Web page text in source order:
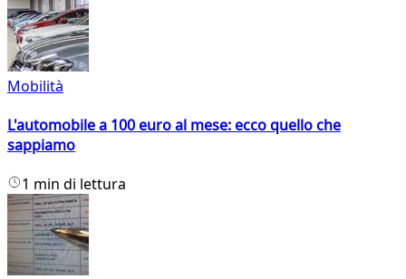
Mobilità
L'automobile a 100 euro al mese: ecco quello che
sappiamo
1 min di lettura